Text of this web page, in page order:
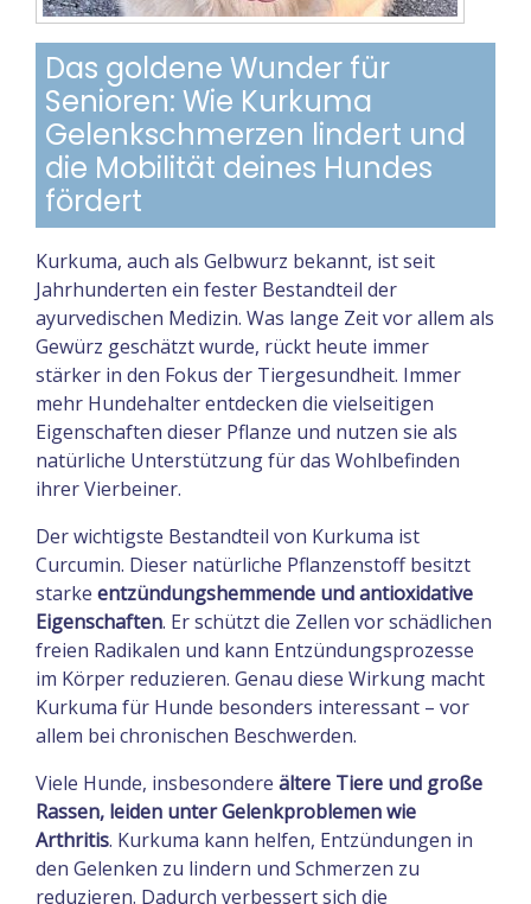
Das goldene Wunder für
Senioren: Wie Kurkuma
Gelenkschmerzen lindert und
die Mobilität deines Hundes
fördert
Kurkuma, auch als Gelbwurz bekannt, ist seit
Jahrhunderten ein fester Bestandteil der
ayurvedischen Medizin. Was lange Zeit vor allem als
Gewürz geschätzt wurde, rückt heute immer
stärker in den Fokus der Tiergesundheit. Immer
mehr Hundehalter entdecken die vielseitigen
Eigenschaften dieser Pflanze und nutzen sie als
natürliche Unterstützung für das Wohlbefinden
ihrer Vierbeiner.
Der wichtigste Bestandteil von Kurkuma ist
Curcumin. Dieser natürliche Pflanzenstoff besitzt
starke entzündungshemmende und antioxidative
Eigenschaften. Er schützt die Zellen vor schädlichen
freien Radikalen und kann Entzündungsprozesse
im Körper reduzieren. Genau diese Wirkung macht
Kurkuma für Hunde besonders interessant – vor
allem bei chronischen Beschwerden.
Viele Hunde, insbesondere ältere Tiere und große
Rassen, leiden unter Gelenkproblemen wie
Arthritis. Kurkuma kann helfen, Entzündungen in
den Gelenken zu lindern und Schmerzen zu
reduzieren. Dadurch verbessert sich die